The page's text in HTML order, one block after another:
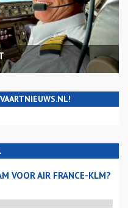
VOOR AIR FRANCE-KLM?